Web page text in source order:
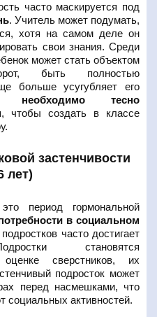
часто маскируется под
. Учитель может подумать,
хотя на самом деле он
свои знания. Среди
может стать объектом
быть полностью
больше усугубляет его
необходимо тесно
, чтобы создать в классе
застенчивости
лет)
период гормональной
в социальном
часто достигает
становятся
оценке сверстников, их
подросток может
перед насмешками, что
социальных активностей.